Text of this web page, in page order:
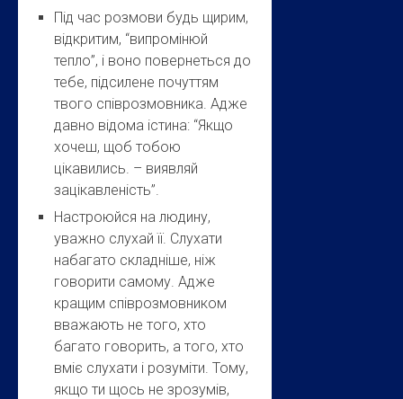
Під час розмови будь щирим,
відкритим, “випромінюй
тепло”, і воно повернеться до
тебе, підсилене почуттям
твого співрозмовника. Адже
давно відома істина: “Якщо
хочеш, щоб тобою
цікавились. – виявляй
зацікавленість”.
Настроюйся на людину,
уважно слухай її. Слухати
набагато складніше, ніж
говорити самому. Адже
кращим співрозмовником
вважають не того, хто
багато говорить, а того, хто
вміє слухати і розуміти. Тому,
якщо ти щось не зрозумів,